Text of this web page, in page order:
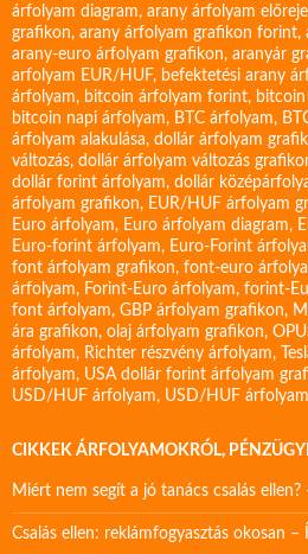
árfolyam diagram, arany árfolyam
grafikon, arany árfolyam grafikon forint,
arany-euro árfolyam grafikon, aranyár
arfolyam EUR/HUF, befektetési arany
árfolyam, bitcoin árfolyam forint,
bitcoin napi árfolyam, BTC árfolyam,
árfolyam alakulása, dollár árfolyam
változás, dollár árfolyam változás
dollár forint árfolyam, dollár
árfolyam grafikon, EUR/HUF árfolyam
Euro árfolyam, Euro árfolyam diagram,
Euro-forint árfolyam, Euro-Forint
font árfolyam grafikon, font-euro
árfolyam, Forint-Euro árfolyam, forint-
font árfolyam, GBP árfolyam grafikon,
ára grafikon, olaj árfolyam grafikon,
árfolyam, Richter részvény árfolyam,
árfolyam, USA dollár forint árfolyam
USD/HUF árfolyam, USD/HUF
CIKKEK ÁRFOLYAMOKRÓL,
Miért nem segít a jó tanács csalás ellen?
Csalás ellen: reklámfogyasztás okosan –